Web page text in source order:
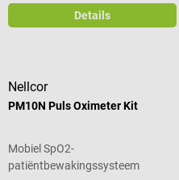
Details
Nellcor
PM10N Puls Oximeter Kit
Mobiel SpO2-
patiëntbewakingssysteem